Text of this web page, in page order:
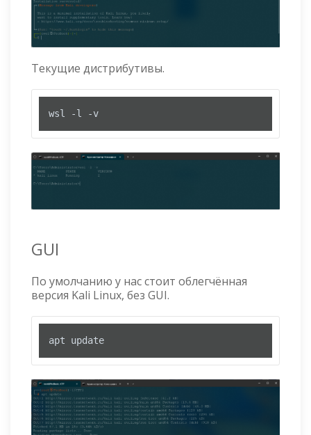
Текущие дистрибутивы.
wsl -l -v
GUI
По умолчанию у нас стоит облегчённая
версия Kali Linux, без GUI.
apt update